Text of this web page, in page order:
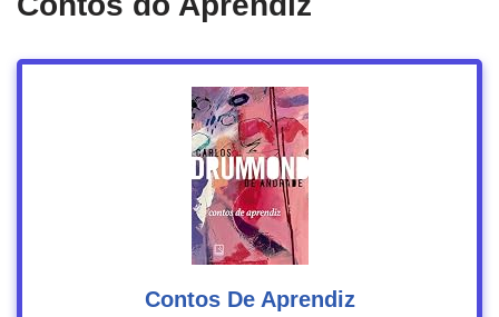
Contos De Aprendiz